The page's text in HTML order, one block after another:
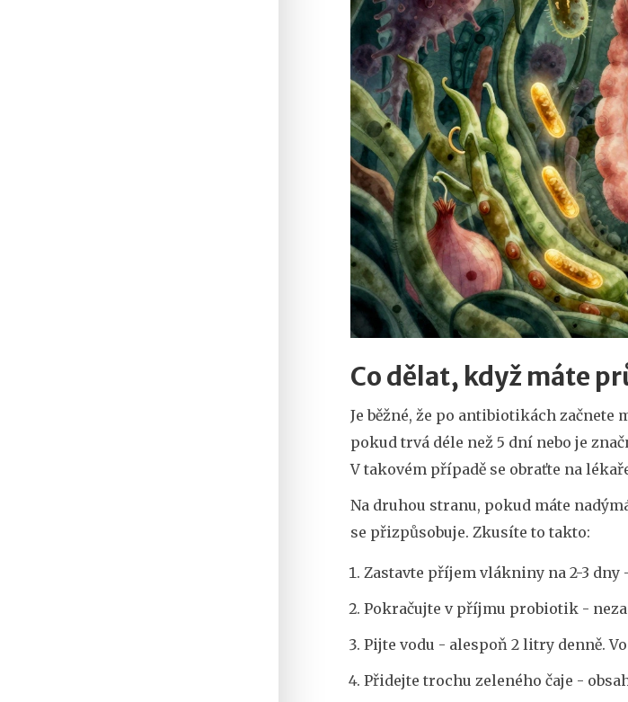
Co dělat, když máte
Je běžné, že po antibiotikách
pokud trvá déle než 5 dní nebo je
V takovém případě se obraťte na
Na druhou stranu, pokud máte
se přizpůsobuje. Zkusíte to takto:
Zastavte příjem vlákniny na 2-3 dny
Pokračujte v příjmu probiotik -
Pijte vodu - alespoň 2 litry denně.
Přidejte trochu zeleného čaje -